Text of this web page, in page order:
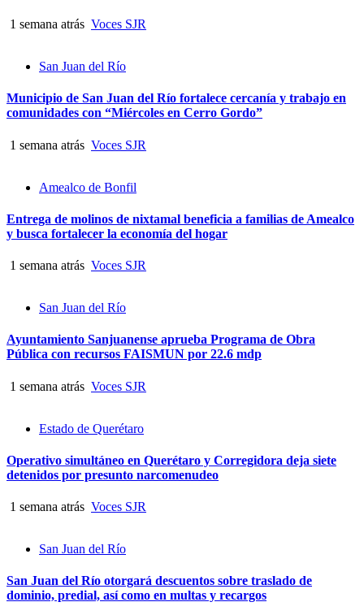
1 semana atrás Voces SJR
San Juan del Río
Municipio de San Juan del Río fortalece cercanía y trabajo en
comunidades con “Miércoles en Cerro Gordo”
1 semana atrás Voces SJR
Amealco de Bonfil
Entrega de molinos de nixtamal beneficia a familias de Amealco
y busca fortalecer la economía del hogar
1 semana atrás Voces SJR
San Juan del Río
Ayuntamiento Sanjuanense aprueba Programa de Obra
Pública con recursos FAISMUN por 22.6 mdp
1 semana atrás Voces SJR
Estado de Querétaro
Operativo simultáneo en Querétaro y Corregidora deja siete
detenidos por presunto narcomenudeo
1 semana atrás Voces SJR
San Juan del Río
San Juan del Río otorgará descuentos sobre traslado de
dominio, predial, así como en multas y recargos